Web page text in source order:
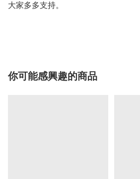
大家多多支持。
你可能感興趣的商品